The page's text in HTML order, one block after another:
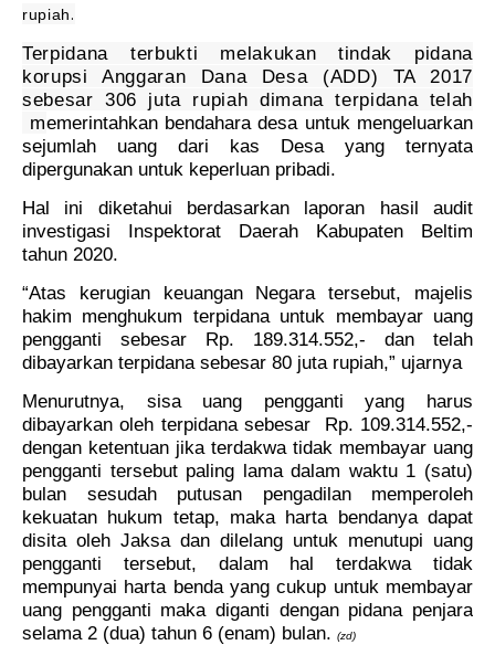
rupiah.
Terpidana terbukti melakukan tindak pidana
korupsi Anggaran Dana Desa (ADD) TA 2017
sebesar 306 juta rupiah dimana terpidana telah
memerintahkan bendahara desa untuk mengeluarkan
sejumlah uang dari kas Desa yang ternyata
dipergunakan untuk keperluan pribadi.
Hal ini diketahui berdasarkan laporan hasil audit
investigasi Inspektorat Daerah Kabupaten Beltim
tahun 2020.
“Atas kerugian keuangan Negara tersebut, majelis
hakim menghukum terpidana untuk membayar uang
pengganti sebesar Rp. 189.314.552,- dan telah
dibayarkan terpidana sebesar 80 juta rupiah,” ujarnya
Menurutnya, sisa uang pengganti yang harus
dibayarkan oleh terpidana sebesar
Rp. 109.314.552,-
dengan ketentuan jika terdakwa tidak membayar uang
pengganti tersebut paling lama dalam waktu 1 (satu)
bulan sesudah putusan pengadilan memperoleh
kekuatan hukum tetap, maka harta bendanya dapat
disita oleh Jaksa dan dilelang untuk menutupi uang
pengganti tersebut, dalam hal terdakwa tidak
mempunyai harta benda yang cukup untuk membayar
uang pengganti maka diganti dengan pidana penjara
selama 2 (dua) tahun 6 (enam) bulan. (zd)